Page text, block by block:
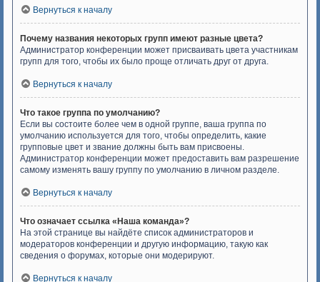
Вернуться к началу
Почему названия некоторых групп имеют разные цвета?
Администратор конференции может присваивать цвета участникам
групп для того, чтобы их было проще отличать друг от друга.
Вернуться к началу
Что такое группа по умолчанию?
Если вы состоите более чем в одной группе, ваша группа по
умолчанию используется для того, чтобы определить, какие
групповые цвет и звание должны быть вам присвоены.
Администратор конференции может предоставить вам разрешение
самому изменять вашу группу по умолчанию в личном разделе.
Вернуться к началу
Что означает ссылка «Наша команда»?
На этой странице вы найдёте список администраторов и
модераторов конференции и другую информацию, такую как
сведения о форумах, которые они модерируют.
Вернуться к началу